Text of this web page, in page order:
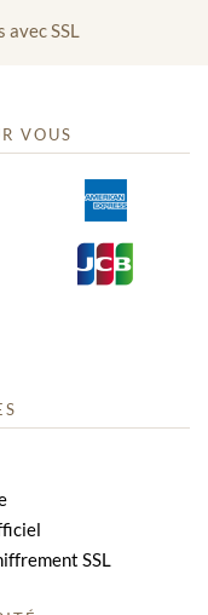
avec SSL
VOUS
SSL